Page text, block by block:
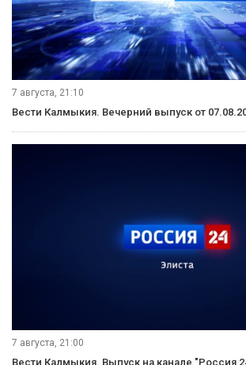
7 августа, 21:10
Вести Калмыкия. Вечерний выпуск от
7 августа, 21:00
Вести Калмыкия. Выпуск на канале "Россия